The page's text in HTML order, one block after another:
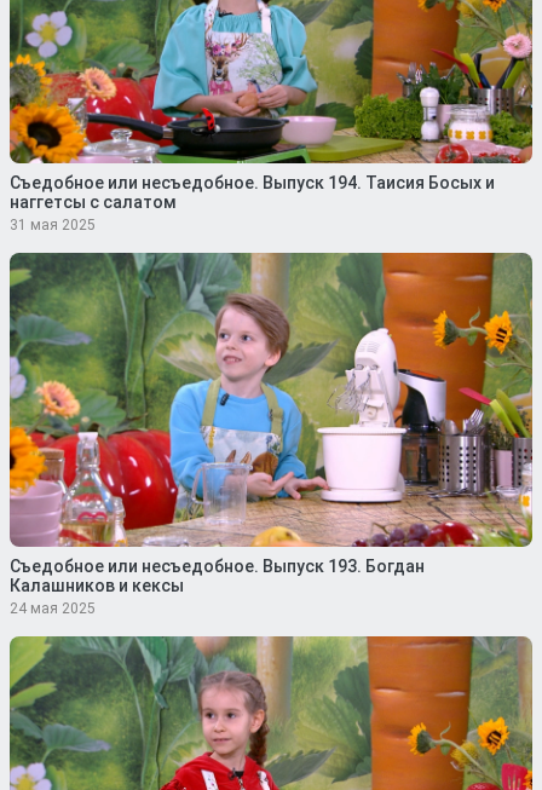
Съедобное или несъедобное. Выпуск 194. Таисия Босых и
наггетсы с салатом
31 мая 2025
Съедобное или несъедобное. Выпуск 193. Богдан
Калашников и кексы
24 мая 2025